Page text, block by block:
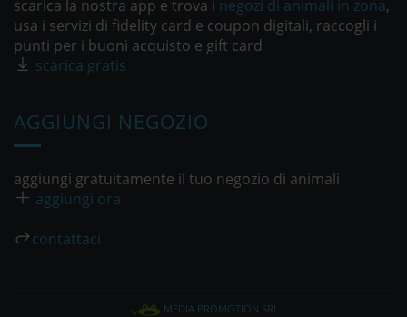
scarica la nostra app e trova i negozi di animali in zona,
usa i servizi di fidelity card e coupon digitali, raccogli i
punti per i buoni acquisto e gift card
scarica gratis
AGGIUNGI NEGOZIO
aggiungi gratuitamente il tuo negozio di animali
aggiungi ora
contattaci
MEDIA PROMOTION SRL